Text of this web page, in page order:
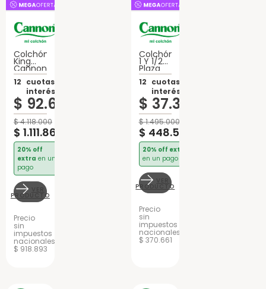
Colchón
King
Cannon
Exclusive
Con
EuroPillow
Espuma
12 cuotas sin
interés de:
$ 92.655
$4.118.000
$ 1.111.860
20% off
extra en un
pago
PRODUCTO
Precio
sin
impuestos
nacionales
$ 918.893
Colchón
1 Y 1/2
Plaza
Cannon
Exclusive
Espuma
12 cuotas sin
interés de:
$ 37.375
$1.495.000
$ 448.500
20% off extra
en un pago
PRODUCTO
Precio
sin
impuestos
nacionales
$ 370.661